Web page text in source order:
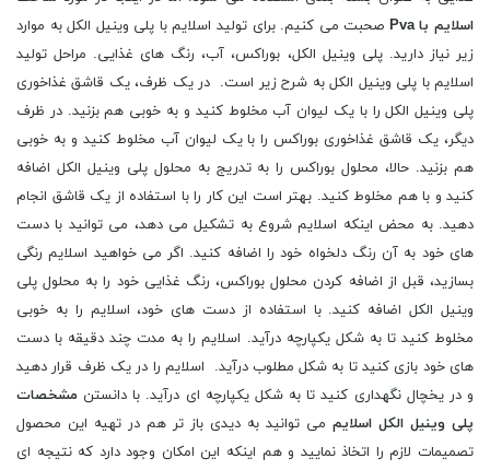
اسلایم با Pva
صحبت می کنیم. برای تولید اسلایم با پلی وینیل الکل به موارد
زیر نیاز دارید. پلی وینیل الکل، بوراکس، آب، رنگ های غذایی. مراحل تولید
اسلایم با پلی وینیل الکل به شرح زیر است. در یک ظرف، یک قاشق غذاخوری
پلی وینیل الکل را با یک لیوان آب مخلوط کنید و به خوبی هم بزنید. در ظرف
دیگر، یک قاشق غذاخوری بوراکس را با یک لیوان آب مخلوط کنید و به خوبی
هم بزنید. حالا، محلول بوراکس را به تدریج به محلول پلی وینیل الکل اضافه
کنید و با هم مخلوط کنید. بهتر است این کار را با استفاده از یک قاشق انجام
دهید. به محض اینکه اسلایم شروع به تشکیل می دهد، می توانید با دست
های خود به آن رنگ دلخواه خود را اضافه کنید. اگر می خواهید اسلایم رنگی
بسازید، قبل از اضافه کردن محلول بوراکس، رنگ غذایی خود را به محلول پلی
وینیل الکل اضافه کنید. با استفاده از دست های خود، اسلایم را به خوبی
مخلوط کنید تا به شکل یکپارچه درآید. اسلایم را به مدت چند دقیقه با دست
های خود بازی کنید تا به شکل مطلوب درآید. اسلایم را در یک ظرف قرار دهید
و در یخچال نگهداری کنید تا به شکل یکپارچه ای درآید. با دانستن مشخصات
پلی وینیل الکل اسلایم می توانید به دیدی باز تر هم در تهیه این محصول
تصمیمات لازم را اتخاذ نمایید و هم اینکه این امکان وجود دارد که نتیجه ای